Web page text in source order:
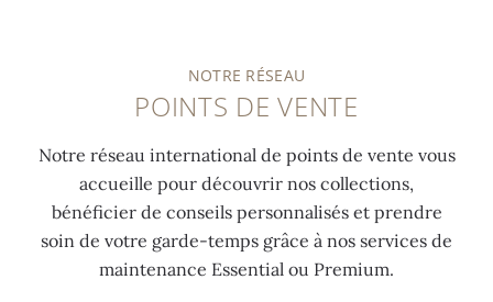
NOTRE RÉSEAU
POINTS DE VENTE
Notre réseau international de points de vente vous
accueille pour découvrir nos collections,
bénéficier de conseils personnalisés et prendre
soin de votre garde-temps grâce à nos services de
maintenance Essential ou Premium.